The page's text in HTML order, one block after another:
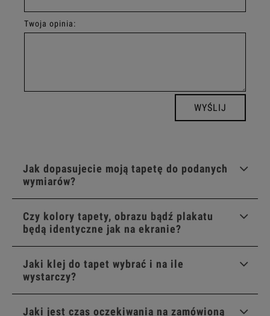
Twoja opinia:
WYŚLIJ
Jak dopasujecie moją tapetę do podanych
wymiarów?
Czy kolory tapety, obrazu bądź plakatu
będą identyczne jak na ekranie?
Jaki klej do tapet wybrać i na ile
wystarczy?
Jaki jest czas oczekiwania na zamówioną